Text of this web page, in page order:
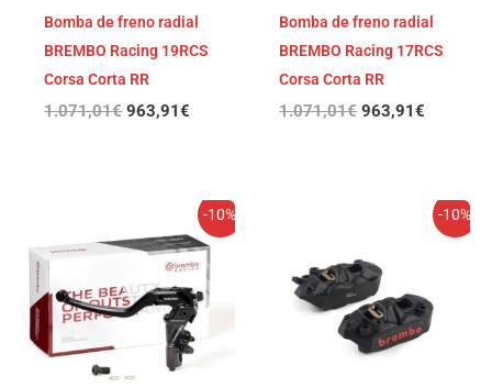
Bomba de freno radial
BREMBO Racing 19RCS
Corsa Corta RR
1.071,01€ 963,91€
Bomba de freno radial
BREMBO Racing 17RCS
Corsa Corta RR
1.071,01€ 963,91€
-10%
original
1.071,01€.
El
precio
actual
es:
963,91€.
-10%
era:
911,21€.
precio
820,09€.